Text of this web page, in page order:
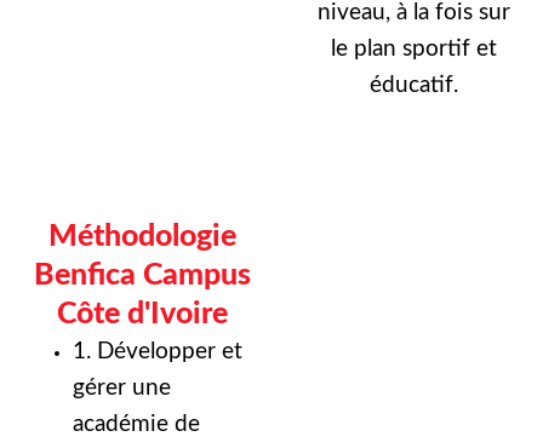
niveau, à la fois sur
le plan sportif et
éducatif.
Méthodologie
Benfica Campus
Côte d'Ivoire
1. Développer et
gérer une
académie de